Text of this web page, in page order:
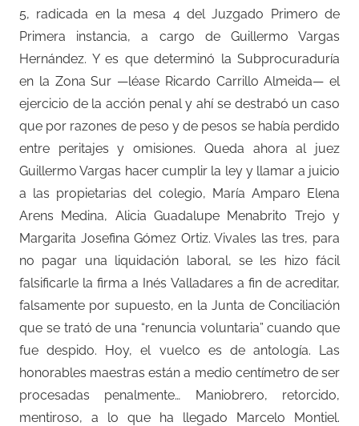
5, radicada en la mesa 4 del Juzgado Primero de
Primera instancia, a cargo de Guillermo Vargas
Hernández. Y es que determinó la Subprocuraduría
en la Zona Sur —léase Ricardo Carrillo Almeida— el
ejercicio de la acción penal y ahí se destrabó un caso
que por razones de peso y de pesos se había perdido
entre peritajes y omisiones. Queda ahora al juez
Guillermo Vargas hacer cumplir la ley y llamar a juicio
a las propietarias del colegio, María Amparo Elena
Arens Medina, Alicia Guadalupe Menabrito Trejo y
Margarita Josefina Gómez Ortiz. Vivales las tres, para
no pagar una liquidación laboral, se les hizo fácil
falsificarle la firma a Inés Valladares a fin de acreditar,
falsamente por supuesto, en la Junta de Conciliación
que se trató de una “renuncia voluntaria” cuando que
fue despido. Hoy, el vuelco es de antología. Las
honorables maestras están a medio centímetro de ser
procesadas penalmente… Maniobrero, retorcido,
mentiroso, a lo que ha llegado Marcelo Montiel.